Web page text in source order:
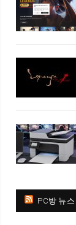
PC방 뉴